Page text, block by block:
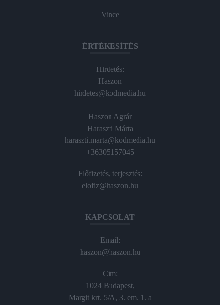
Vince
ÉRTÉKESÍTÉS
Hirdetés:
Haszon
hirdetes@kodmedia.hu
Haszon Agrár
Haraszti Márta
haraszti.marta@kodmedia.hu
+36305157045
Előfizetés, terjesztés:
elofiz@haszon.hu
KAPCSOLAT
Email:
haszon@haszon.hu
Cím:
1024 Budapest,
Margit krt. 5/A, 3. em. 1. a